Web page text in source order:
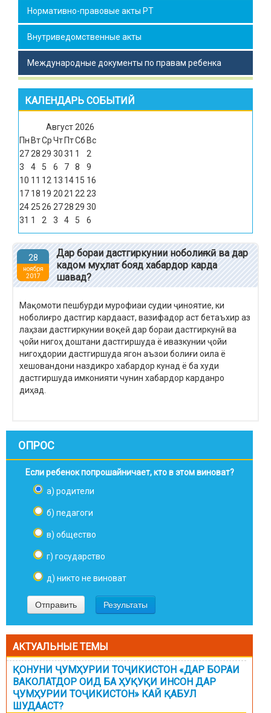
Нормативно-правовые акты РТ
Внутриведомственные акты
Международные документы по правам ребенка
КАЛЕНДАРЬ СОБЫТИЙ
Август2026
Пн ВтСрЧт ПтСб Вс
272829 3031 1
2
3
4 5 6 7 8
9
10 11 12 13 1415 16
17 18 19 2021 2223
242526 272829 30
31 1 2 3 4 5 6
28
ноября
2017
Дар бораи дастгиркунии ноболиғ кӣ ва дар
кадом муҳлат бояд хабардор карда
шавад?
Мақомоти пешбурди мурофиаи судии ҷиноятие, ки
ноболиғро дастгир кардааст, вазифадор аст бетаъхир аз
лаҳзаи дастгиркунии воқеӣ дар бораи дастгиркунӣ ва
ҷойи нигоҳ доштани дастгиршуда ё ивазкунии ҷойи
нигоҳдории дастгиршуда ягон аъзои болиғи оила ё
хешовандони наздикро хабардор кунад ё ба худи
дастгиршуда имконияти чунин хабардор карданро
диҳад.
ОПРОС
Если ребенок попрошайничает, кто в этом виноват?
а) родители
б) педагоги
в) общество
г) государство
д) никто не виноват
АКТУАЛЬНЫЕ ТЕМЫ
ҚОНУНИ ҶУМҲУРИИ ТОҶИКИСТОН «ДАР БОРАИ
ВАКОЛАТДОР ОИД БА ҲУҚУҚИ ИНСОН ДАР
ҶУМҲУРИИ ТОҶИКИСТОН» КАЙ ҚАБУЛ
ШУДААСТ?